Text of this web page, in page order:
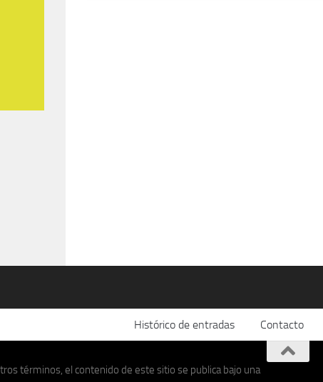
Histórico de entradas Contacto
términos, el contenido de este sitio se publica bajo una